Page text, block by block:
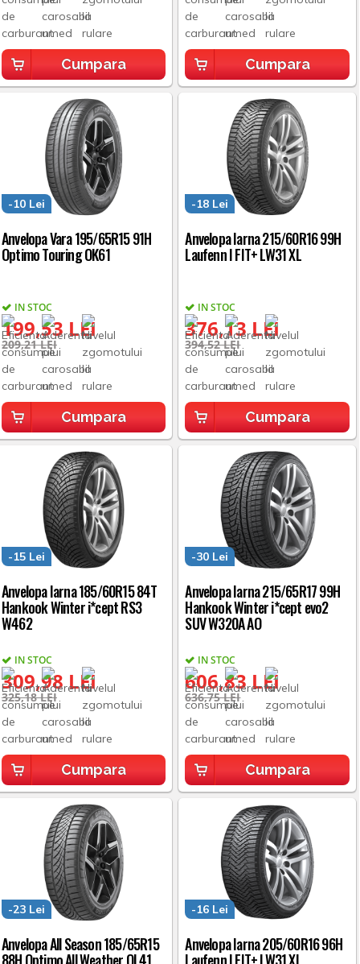
Cumpara Cumpara
Anvelopa Vara 195/65R15 91H
Optimo Touring OK61
IN STOC
199,53 LEI
-10 Lei
209,21 LEI
Cumpara
Anvelopa Iarna 215/60R16 99H
Laufenn I FIT+ LW31 XL
IN STOC
376,13 LEI
-18 Lei
394,52 LEI
Cumpara
Anvelopa Iarna 185/60R15 84T
Hankook Winter i*cept RS3
W462
IN STOC
309,98 LEI
-15 Lei
325,18 LEI
Cumpara
Anvelopa Iarna 215/65R17 99H
Hankook Winter i*cept evo2
SUV W320A AO
IN STOC
606,83 LEI
-30 Lei
636,75 LEI
Cumpara
Anvelopa All Season 185/65R15
88H Optimo All Weather OL41
-23 Lei
Anvelopa Iarna 205/60R16 96H
Laufenn I FIT+ LW31 XL
-16 Lei